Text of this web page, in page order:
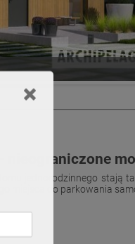
nieograniczone
jednorodzinnego stają
miejsca do parkowania